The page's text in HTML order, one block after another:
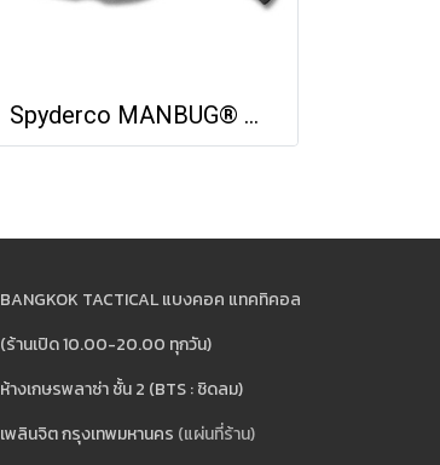
Spyderco MANBUG® WHARNCLIFFE
BANGKOK TACTICAL แบงคอค แทคทิคอล
(ร้านเปิด 10.00-20.00 ทุกวัน)
ห้างเกษรพลาซ่า ชั้น 2 (BTS : ชิดลม)
เพลินจิต กรุงเทพมหานคร (แผ่นที่ร้าน)